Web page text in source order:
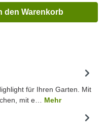
den Warenkorb
für Ihren Garten. Mit
mit e… Mehr